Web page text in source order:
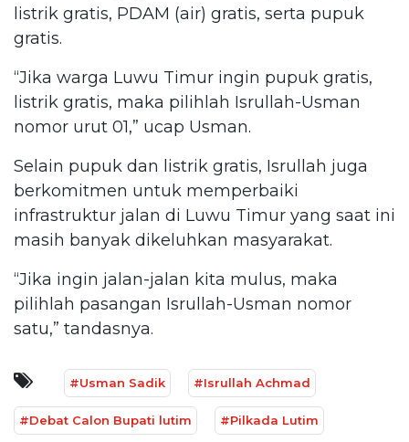
listrik gratis, PDAM (air) gratis, serta pupuk
gratis.
“Jika warga Luwu Timur ingin pupuk gratis,
listrik gratis, maka pilihlah Isrullah-Usman
nomor urut 01,” ucap Usman.
Selain pupuk dan listrik gratis, Isrullah juga
berkomitmen untuk memperbaiki
infrastruktur jalan di Luwu Timur yang saat ini
masih banyak dikeluhkan masyarakat.
“Jika ingin jalan-jalan kita mulus, maka
pilihlah pasangan Isrullah-Usman nomor
satu,” tandasnya.
#Usman Sadik #Isrullah Achmad
#Debat Calon Bupati lutim #Pilkada Lutim